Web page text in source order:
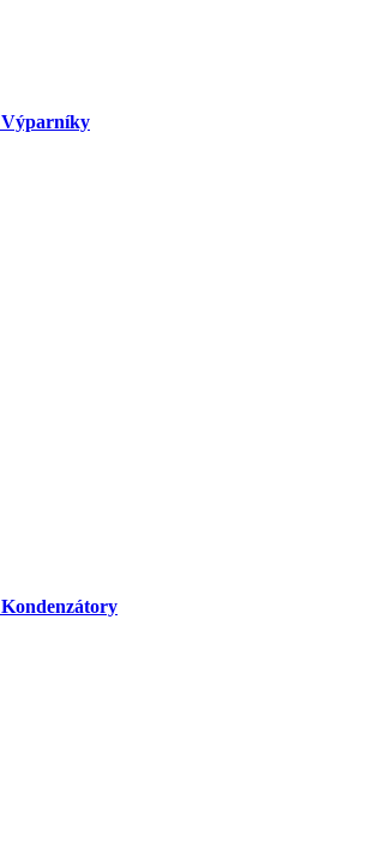
Výparníky
Kondenzátory